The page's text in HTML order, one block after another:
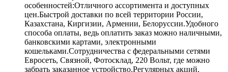
особенностей:Отличного ассортимента и доступных
цен.Быстрой доставки по всей территории России,
Казахстана, Киргизии, Армении, Белоруссии.Удобного
способа оплаты, ведь оплатить заказ можно наличными,
банковскими картами, электронными
кошельками.Сотрудничества с федеральными сетями
Евросеть, Связной, Фотосклад, 220 Вольт, где можно
забрать заказанное устройство.Регулярных акций,